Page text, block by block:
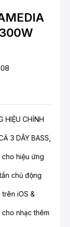
HIỆU CHỈNH
3 DÃY BASS,
cho hiệu ứng
chủ động
iOS &
nhạc thêm